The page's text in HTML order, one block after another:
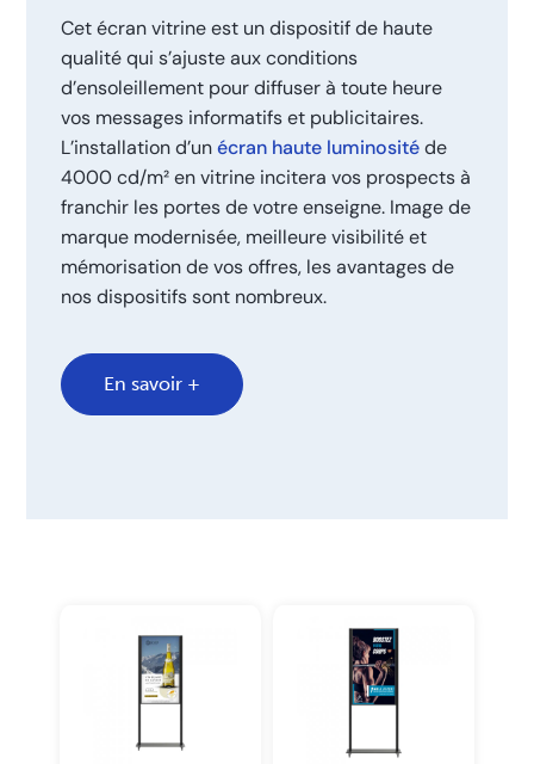
Cet écran vitrine est un dispositif de haute
qualité qui s’ajuste aux conditions
d’ensoleillement pour diffuser à toute heure
vos messages informatifs et publicitaires.
L’installation d’unécran haute luminositéde
4000 cd/m² en vitrine incitera vos prospects à
franchir les portes de votre enseigne. Image de
marque modernisée, meilleure visibilité et
mémorisation de vos offres, les avantages de
nos dispositifs sont nombreux.
En savoir +